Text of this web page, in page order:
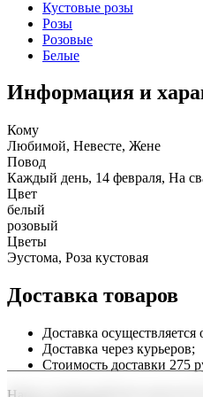
Кустовые розы
Розы
Розовые
Белые
Информация и
Кому
Любимой, Невесте, Жене
Повод
Каждый день, 14 февраля, На
Цвет
белый
розовый
Цветы
Эустома, Роза кустовая
Доставка товаров
Доставка осуществляется
Доставка через курьеров;
Стоимость доставки 275